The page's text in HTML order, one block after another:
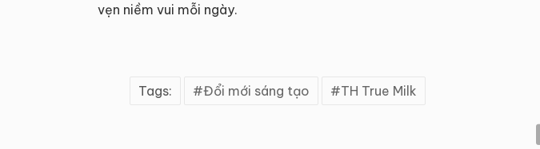
vẹn niềm vui mỗi ngày.
Tags: Đổi mới sáng tạo TH True Milk